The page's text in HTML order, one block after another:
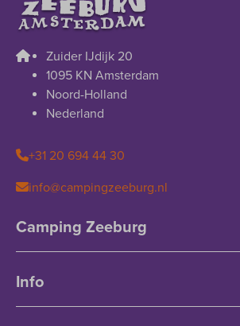
Zuider IJdijk 20
1095 KN Amsterdam
Noord-Holland
Nederland
+31 20 694 44 30
info@campingzeeburg.nl
Camping Zeeburg
Info